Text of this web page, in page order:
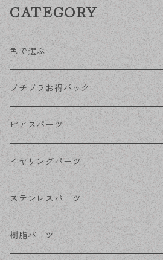
CATEGORY
色で選ぶ
KCゴールド
ゴールド
シルバー
ホワイトシルバー
ステンレス・シルバー
プチプラお得パック
ピアスパーツ
ポストピアス
フックピアス
その他ピアス
イヤリングパーツ
ネジばねイヤリング
クリップイヤリング
ステンレスパーツ
ステンレスピアス
樹脂パーツ